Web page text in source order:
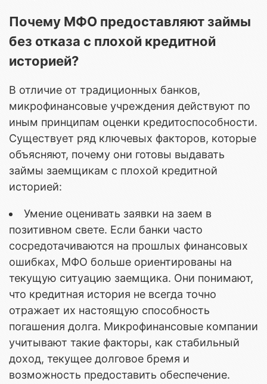
Почему МФО предоставляют займы
без отказа с плохой кредитной
историей?
В отличие от традиционных банков,
микрофинансовые учреждения действуют по
иным принципам оценки кредитоспособности.
Существует ряд ключевых факторов, которые
объясняют, почему они готовы выдавать
займы заемщикам с плохой кредитной
историей:
Умение оценивать заявки на заем в
позитивном свете. Если банки часто
сосредотачиваются на прошлых финансовых
ошибках, МФО больше ориентированы на
текущую ситуацию заемщика. Они понимают,
что кредитная история не всегда точно
отражает их настоящую способность
погашения долга. Микрофинансовые компании
учитывают такие факторы, как стабильный
доход, текущее долговое бремя и
возможность предоставить обеспечение.